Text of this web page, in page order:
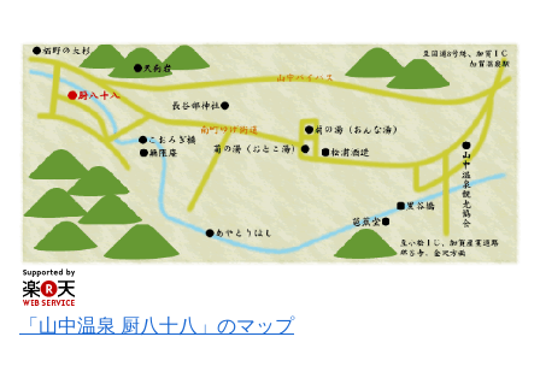
「山中温泉 厨八十八」のマップ